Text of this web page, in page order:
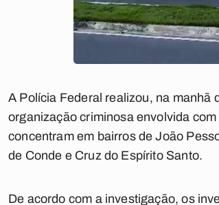
A Polícia Federal realizou, na manhã
organização criminosa envolvida
concentram em bairros de João
de Conde e Cruz do Espírito Santo.
De acordo com a investigação, os